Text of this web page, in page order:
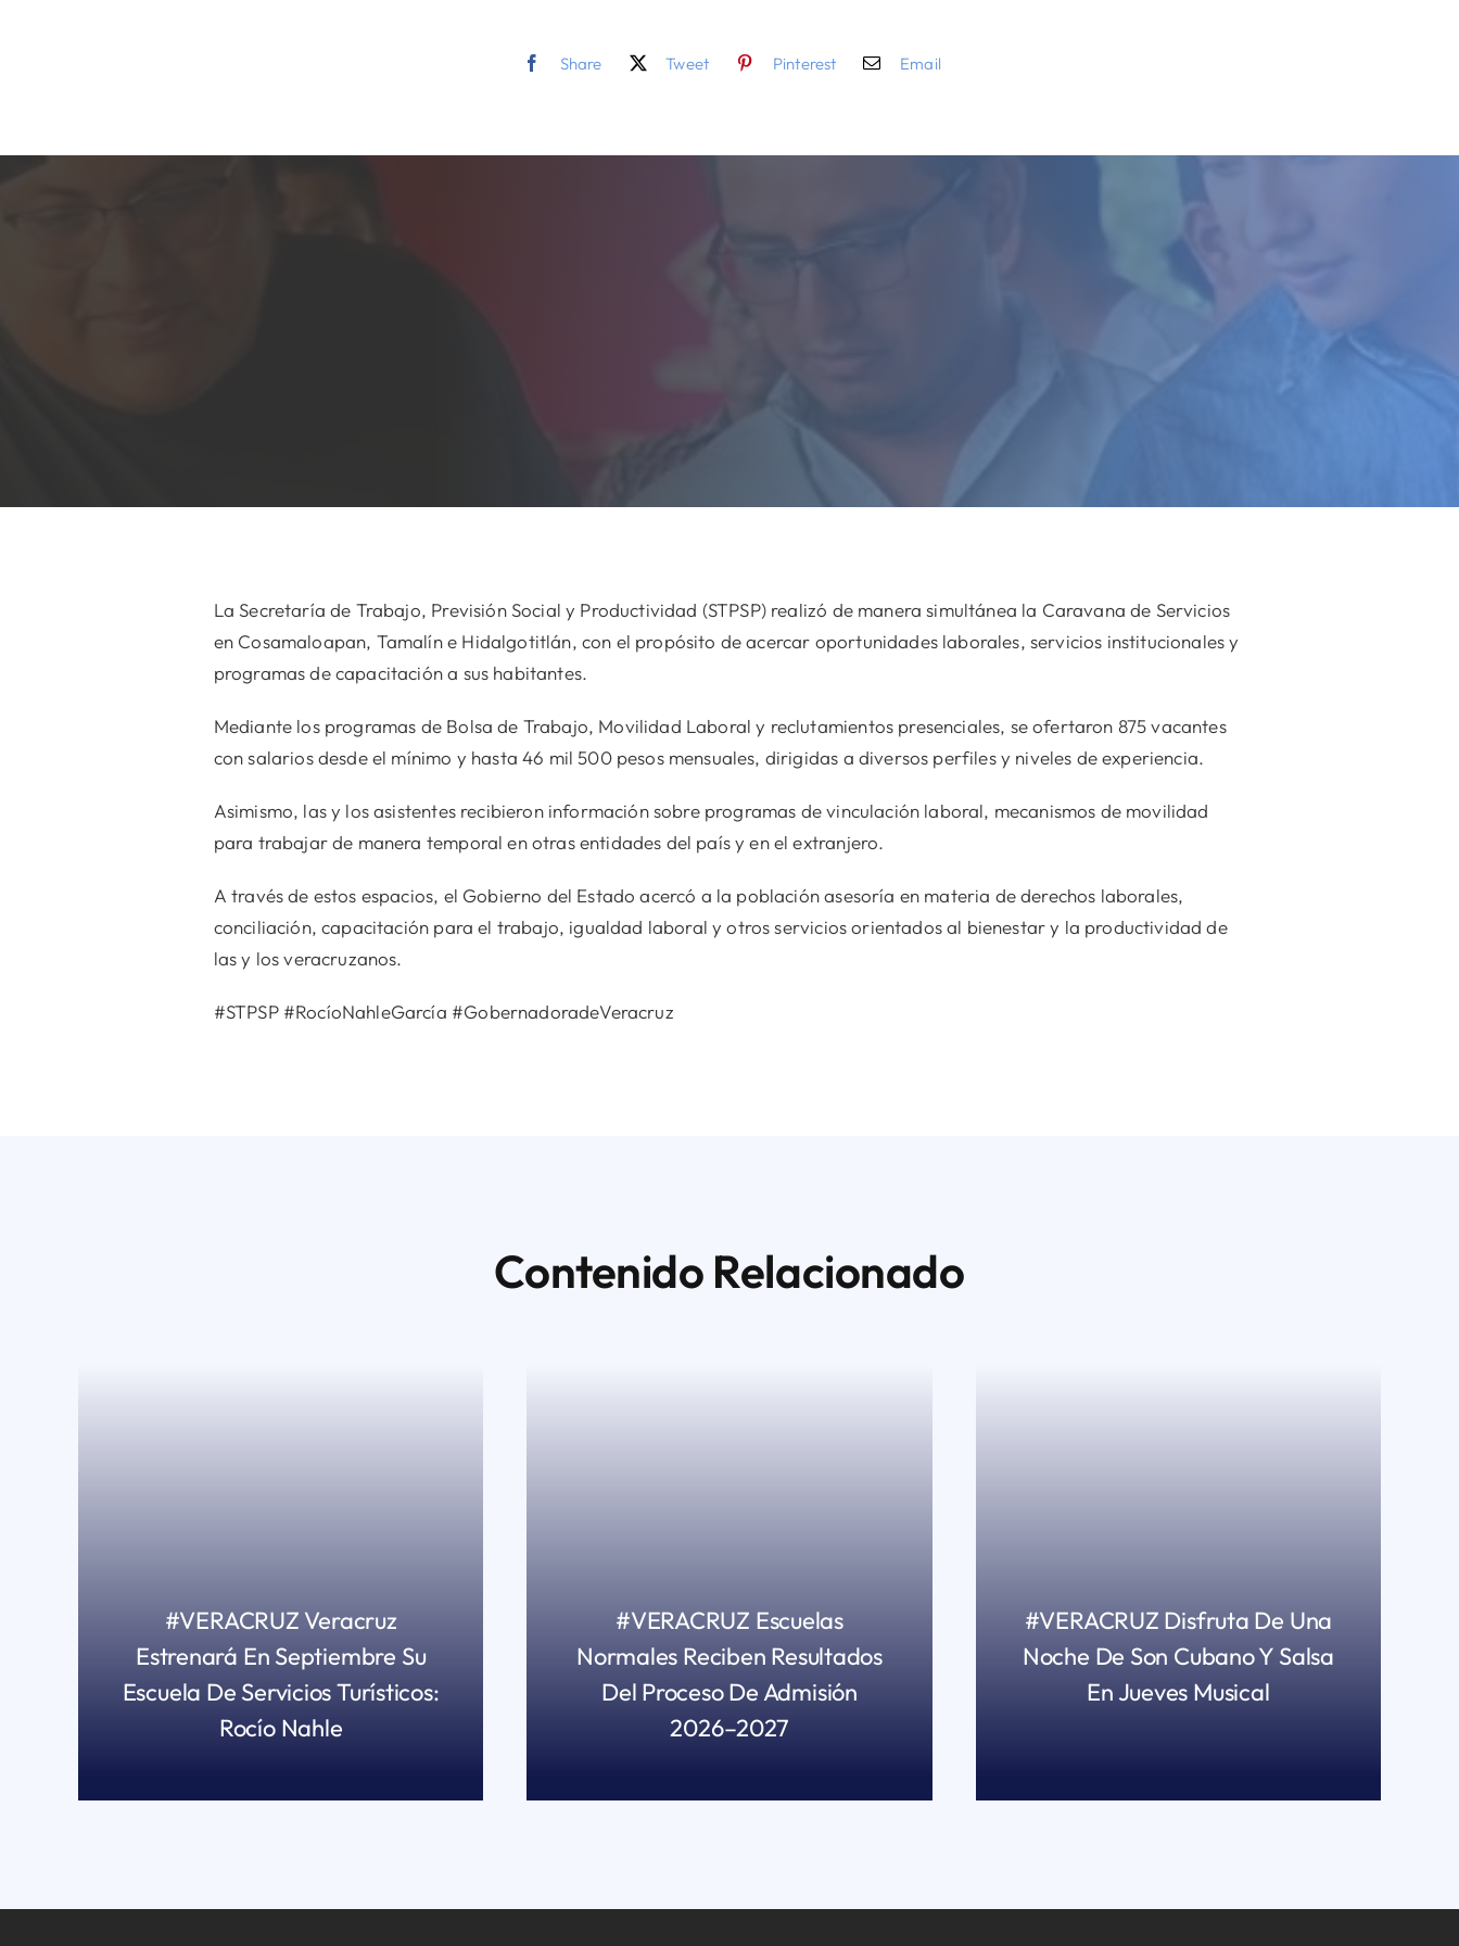
Share Tweet Pinterest Email
La Secretaría de Trabajo, Previsión Social y Productividad (STPSP) realizó de manera simultánea la Caravana de Servicios
en Cosamaloapan, Tamalín e Hidalgotitlán, con el propósito de acercar oportunidades laborales, servicios institucionales y
programas de capacitación a sus habitantes.
Mediante los programas de Bolsa de Trabajo, Movilidad Laboral y reclutamientos presenciales, se ofertaron 875 vacantes
con salarios desde el mínimo y hasta 46 mil 500 pesos mensuales, dirigidas a diversos perfiles y niveles de experiencia.
Asimismo, las y los asistentes recibieron información sobre programas de vinculación laboral, mecanismos de movilidad
para trabajar de manera temporal en otras entidades del país y en el extranjero.
A través de estos espacios, el Gobierno del Estado acercó a la población asesoría en materia de derechos laborales,
conciliación, capacitación para el trabajo, igualdad laboral y otros servicios orientados al bienestar y la productividad de
las y los veracruzanos.
#STPSP #RocíoNahleGarcía #GobernadoradeVeracruz
Contenido Relacionado
#VERACRUZ Veracruz
Estrenará En Septiembre Su
Escuela De Servicios Turísticos:
Rocío Nahle
#VERACRUZ Escuelas
Normales Reciben Resultados
Del Proceso De Admisión
2026–2027
#VERACRUZ Disfruta De Una
Noche De Son Cubano Y Salsa
En Jueves Musical